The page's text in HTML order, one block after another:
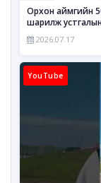
Орхон аймгийн
шарилж
2026.07.17
YouTube